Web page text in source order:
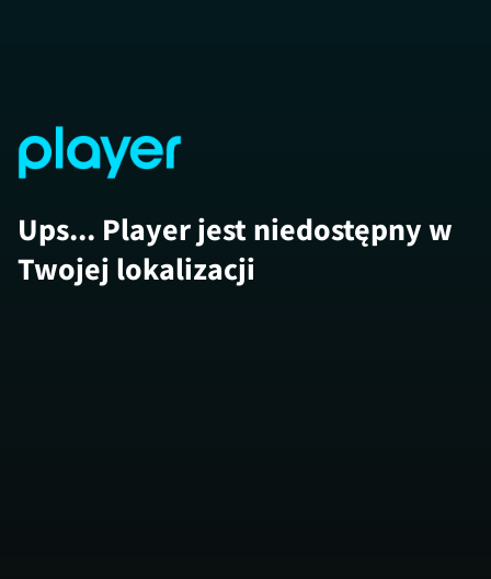
Ups... Player jest niedostępny w
Twojej lokalizacji